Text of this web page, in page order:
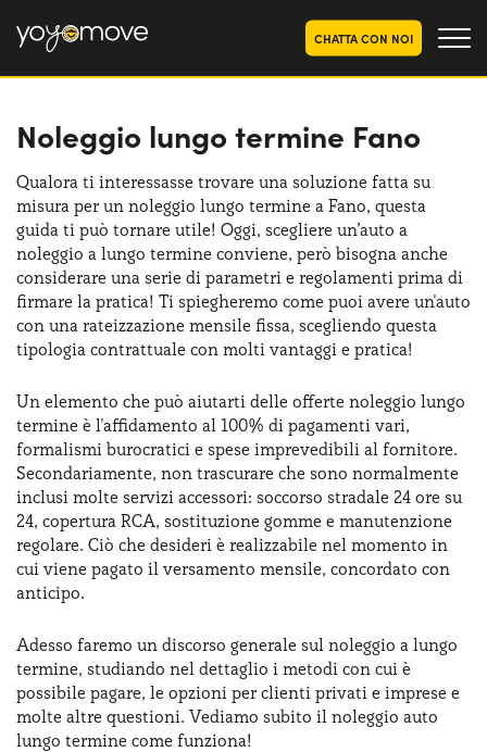
CHATTA CON NOI
OFFERTE NOLEGGIO
LUNGO TERMINE
Privati
Aziende e P.IVA
OFFERTE NOLEGGIO
AUTO USATE
CHI SIAMO
La nostra storia
Lavora con noi
COME FUNZIONA
PERCHÉ CONVIENE
SCEGLI UN PAESE
Serve assistenza? 800595799
Noleggio lungo termine Fano
Qualora ti interessasse trovare una soluzione fatta su
misura per un noleggio lungo termine a Fano, questa
guida ti può tornare utile! Oggi, scegliere un’auto a
noleggio a lungo termine conviene, però bisogna anche
considerare una serie di parametri e regolamenti prima di
firmare la pratica! Ti spiegheremo come puoi avere un'auto
con una rateizzazione mensile fissa, scegliendo questa
tipologia contrattuale con molti vantaggi e pratica!
Un elemento che può aiutarti delle offerte noleggio lungo
termine è l'affidamento al 100% di pagamenti vari,
formalismi burocratici e spese imprevedibili al fornitore.
Secondariamente, non trascurare che sono normalmente
inclusi molte servizi accessori: soccorso stradale 24 ore su
24, copertura RCA, sostituzione gomme e manutenzione
regolare. Ciò che desideri è realizzabile nel momento in
cui viene pagato il versamento mensile, concordato con
anticipo.
Adesso faremo un discorso generale sul noleggio a lungo
termine, studiando nel dettaglio i metodi con cui è
possibile pagare, le opzioni per clienti privati e imprese e
molte altre questioni. Vediamo subito il noleggio auto
lungo termine come funziona!